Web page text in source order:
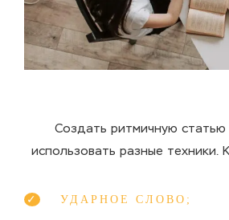
Создать ритмичную
использовать разные техники.
УДАРНОЕ СЛОВО;